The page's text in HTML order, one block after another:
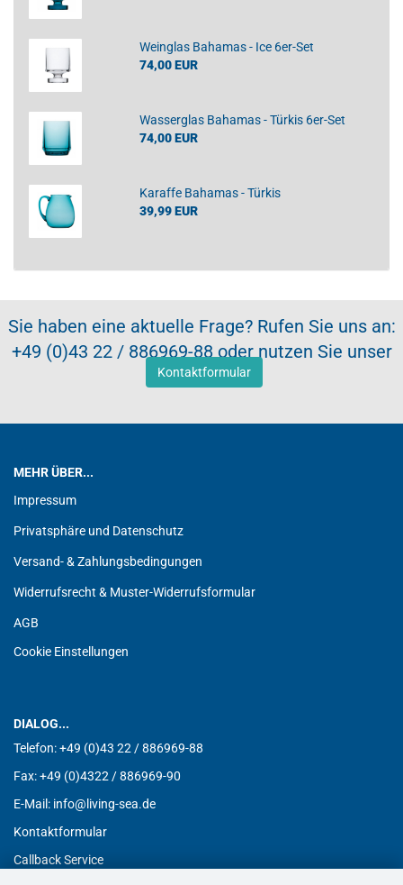
Weinglas Bahamas - Ice 6er-Set
74,00 EUR
Wasserglas Bahamas - Türkis 6er-Set
74,00 EUR
Karaffe Bahamas - Türkis
39,99 EUR
Sie haben eine aktuelle Frage? Rufen Sie uns an:
+49 (0)43 22 / 886969-88 oder nutzen Sie unser
Kontaktformular
MEHR ÜBER...
Impressum
Privatsphäre und Datenschutz
Versand- & Zahlungsbedingungen
Widerrufsrecht & Muster-Widerrufsformular
AGB
Cookie Einstellungen
DIALOG...
Telefon:+49 (0)43 22 / 886969-88
Fax:+49 (0)4322 / 886969-90
E-Mail: info@living-sea.de
Kontaktformular
Callback Service